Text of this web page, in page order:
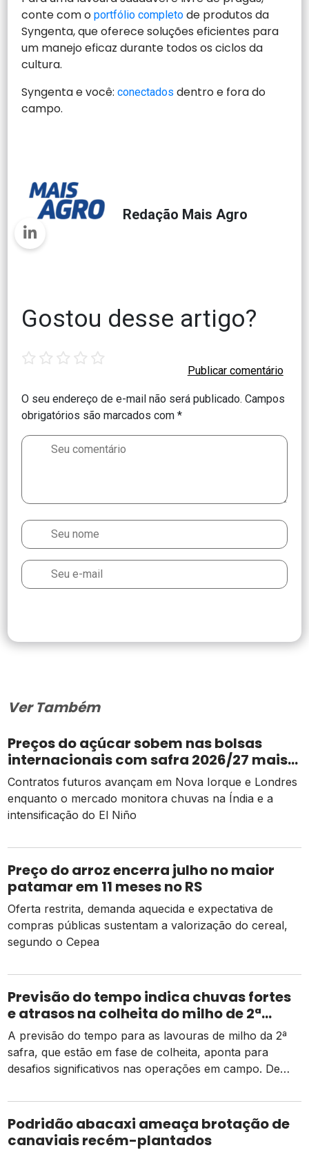
conte com oportfólio completo de produtos da
Syngenta, que oferece soluções eficientes para
um manejo eficaz durante todos os ciclos da
cultura.
Syngenta e você:conectados dentro e fora do
campo.
Redação Mais Agro
Gostou desse artigo?
O seu endereço de e-mail não será publicado. Campos
obrigatórios são marcados com*
star stars stars stars stars
Ver Também
Preços do açúcar sobem nas bolsas
internacionais com safra 2026/27 mais
apertada
Contratos futuros avançam em Nova Iorque e Londres
enquanto o mercado monitora chuvas na Índia e a
intensificação do El Niño
Preço do arroz encerra julho no maior
patamar em 11 meses no RS
Oferta restrita, demanda aquecida e expectativa de
compras públicas sustentam a valorização do cereal,
segundo o Cepea
Previsão do tempo indica chuvas fortes
e atrasos na colheita do milho de 2ª
safra
A previsão do tempo para as lavouras de milho da 2ª
safra, que estão em fase de colheita, aponta para
desafios significativos nas operações em campo. De
em relação ao mesmo período do ano passado, mas as
atividades estão ocorrendo de forma normal em
comparação à média dos […]
Podridão abacaxi ameaça brotação de
canaviais recém-plantados